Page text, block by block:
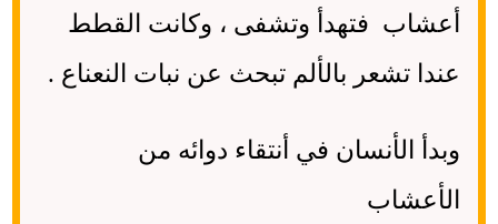
أعشاب فتهدأ وتشفى ، وكانت القطط
عندا تشعر بالألم تبحث عن نبات النعناع .
وبدأ الأنسان في أنتقاء دوائه من
الأعشاب